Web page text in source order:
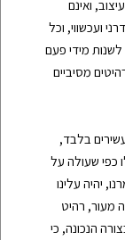
ואינם
ועכשווי, וכל
מידי פעם
מסיביים
בלבד,
כפי שעולה על
יהיה עלינו
מעור, רהיט
הנכונה, כי